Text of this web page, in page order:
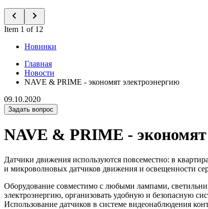
Item 1 of 12
Новинки
Главная
Новости
NAVE & PRIME - экономят электроэнергию
09.10.2020
Задать вопрос
NAVE & PRIME - экономят
Датчики движения используются повсеместно: в
и микроволновых датчиков движения и освещенности
Оборудование совместимо с любыми лампами,
электроэнергию, организовать удобную и безопасную
Использование датчиков в системе видеонаблюдения